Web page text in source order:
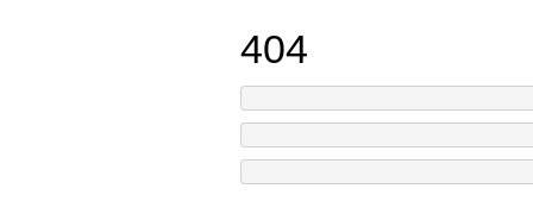
404